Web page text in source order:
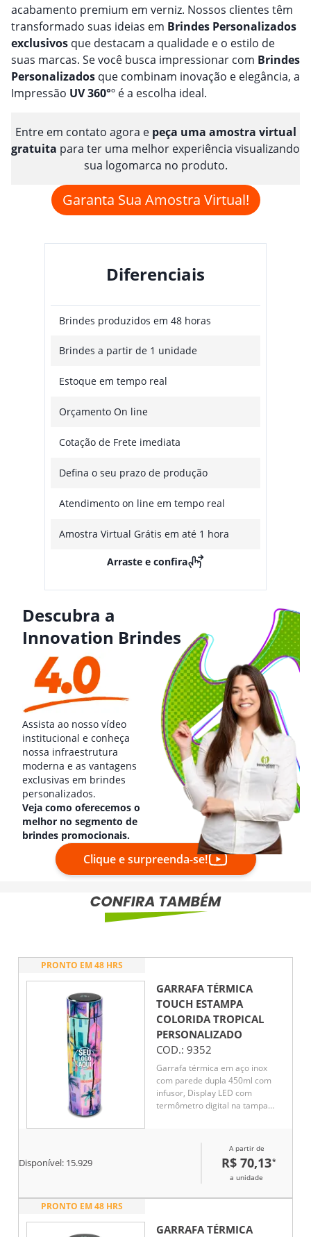
acabamento premium em verniz. Nossos clientes têm
transformado suas ideias em Brindes Personalizados
exclusivos que destacam a qualidade e o estilo de
suas marcas. Se você busca impressionar com Brindes
Personalizados que combinam inovação e elegância, a
Impressão UV 360°º é a escolha ideal.
Entre em contato agora e peça uma amostra virtual
gratuita para ter uma melhor experiência visualizando
sua logomarca no produto.
Garanta Sua Amostra Virtual!
Diferenciais
Brindes produzidos em 48 horas
Brindes a partir de 1 unidade
Estoque em tempo real
Orçamento On line
Cotação de Frete imediata
Defina o seu prazo de produção
Atendimento on line em tempo real
Amostra Virtual Grátis em até 1 hora
Arraste e confira
Descubra a
Innovation Brindes
Assista ao nosso vídeo
institucional e conheça
nossa infraestrutura
moderna e as vantagens
exclusivas em brindes
personalizados.
Veja como oferecemos o
melhor no segmento de
brindes promocionais.
Clique e surpreenda-se!
PRONTO EM 48 HRS
GARRAFA TÉRMICA
TOUCH ESTAMPA
COLORIDA TROPICAL
PERSONALIZADO
COD.: 9352
Garrafa térmica em aço inox
com parede dupla 450ml com
infusor, Display LED com
termômetro digital na tampa
Disponível: 15.929
A partir de
R$ 70,13*
a unidade
PRONTO EM 48 HRS
GARRAFA TÉRMICA